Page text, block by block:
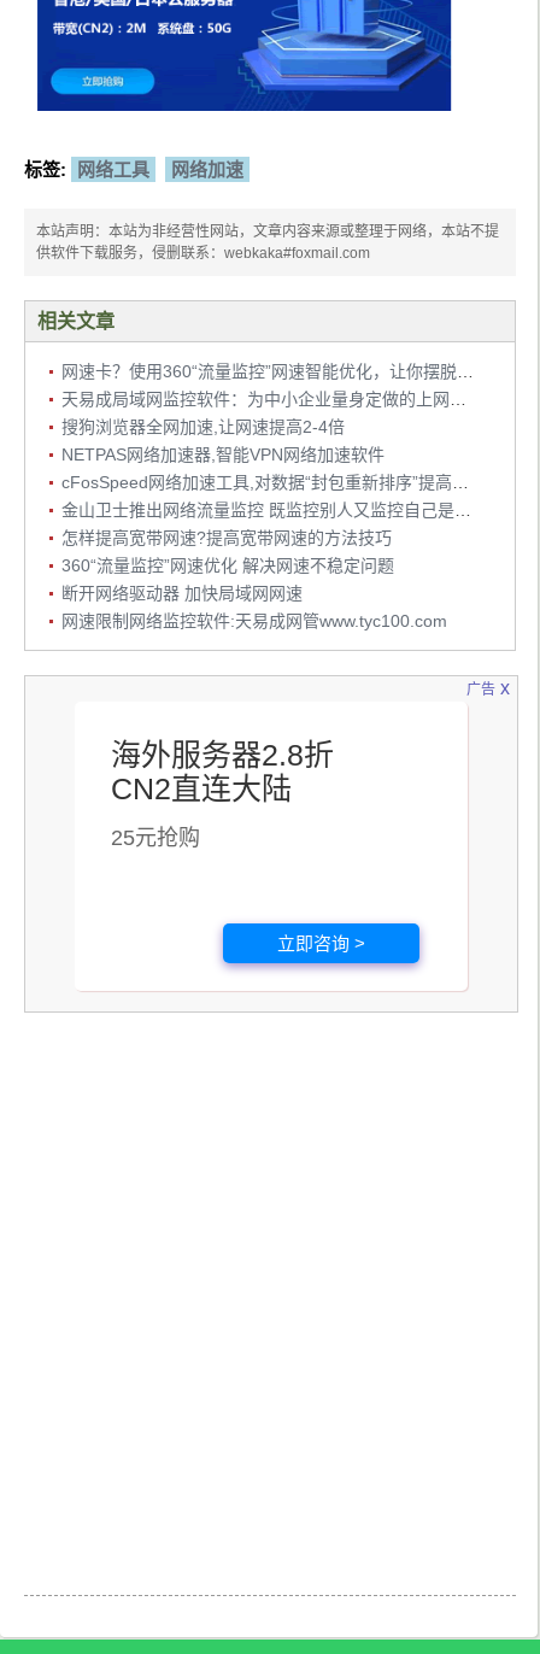
标签: 网络工具 网络加速
本站声明：本站为非经营性网站，文章内容来源或整理于网络，本站不提
供软件下载服务，侵删联系：webkaka#foxmail.com
相关文章
网速卡？使用360“流量监控”网速智能优化，让你摆脱网速受控困境
天易成局域网监控软件：为中小企业量身定做的上网行为管理软件
搜狗浏览器全网加速,让网速提高2-4倍
NETPAS网络加速器,智能VPN网络加速软件
cFosSpeed网络加速工具,对数据“封包重新排序”提高网速
金山卫士推出网络流量监控 既监控别人又监控自己是其特点
怎样提高宽带网速?提高宽带网速的方法技巧
360“流量监控”网速优化 解决网速不稳定问题
断开网络驱动器 加快局域网网速
网速限制网络监控软件:天易成网管www.tyc100.com
广告
海外服务器2.8折
CN2直连大陆
25元抢购
立即咨询 >
x